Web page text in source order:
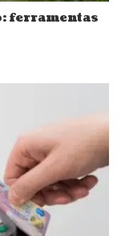
ferramentas